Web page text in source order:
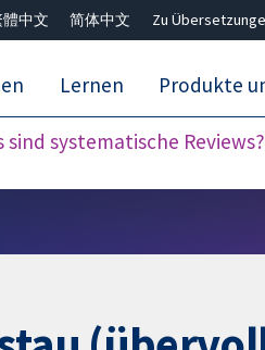
中文 简体中文 Zu
sind systematische Reviews?
Lernen Produkte